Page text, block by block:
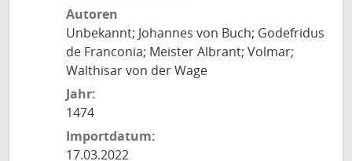
Autoren
Unbekannt; Johannes von Buch; Godefridus
de Franconia; Meister Albrant; Volmar;
Walthisar von der Wage
Jahr:
1474
Importdatum:
17.03.2022